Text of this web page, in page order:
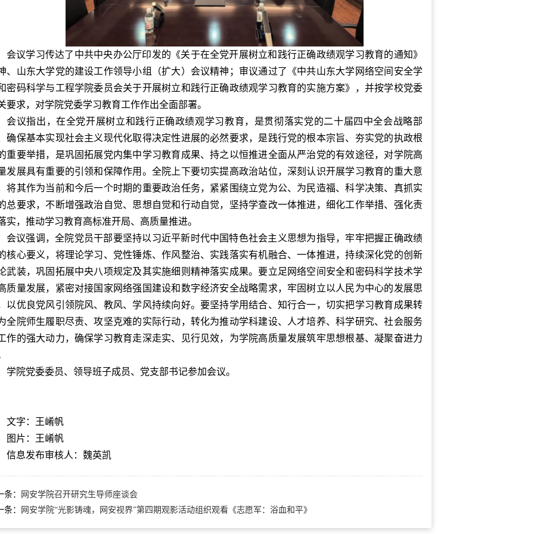
会议学习传达了中共中央办公厅印发的《关于在全党开展树立和践行正确政绩观学习教育的通知》
、山东大学党的建设工作领导小组（扩大）会议精神；审议通过了《中共山东大学网络空间安全学
密码科学与工程学院委员会关于开展树立和践行正确政绩观学习教育的实施方案》，并按学校党委
要求，对学院党委学习教育工作作出全面部署。
会议指出，在全党开展树立和践行正确政绩观学习教育，是贯彻落实党的二十届四中全会战略部
确保基本实现社会主义现代化取得决定性进展的必然要求，是践行党的根本宗旨、夯实党的执政根
重要举措，是巩固拓展党内集中学习教育成果、持之以恒推进全面从严治党的有效途径，对学院高
发展具有重要的引领和保障作用。全院上下要切实提高政治站位，深刻认识开展学习教育的重大意
将其作为当前和今后一个时期的重要政治任务，紧紧围绕立党为公、为民造福、科学决策、真抓实
总要求，不断增强政治自觉、思想自觉和行动自觉，坚持学查改一体推进，细化工作举措、强化责
实，推动学习教育高标准开局、高质量推进。
会议强调，全院党员干部要坚持以习近平新时代中国特色社会主义思想为指导，牢牢把握正确政绩
核心要义，将理论学习、党性锤炼、作风整治、实践落实有机融合、一体推进，持续深化党的创新
武装，巩固拓展中央八项规定及其实施细则精神落实成果。要立足网络空间安全和密码科学技术学
质量发展，紧密对接国家网络强国建设和数字经济安全战略需求，牢固树立以人民为中心的发展思
以优良党风引领院风、教风、学风持续向好。要坚持学用结合、知行合一，切实把学习教育成果转
全院师生履职尽责、攻坚克难的实际行动，转化为推动学科建设、人才培养、科学研究、社会服务
作的强大动力，确保学习教育走深走实、见行见效，为学院高质量发展筑牢思想根基、凝聚奋进力
学院党委委员、领导班子成员、党支部书记参加会议。
文字：王崤帆
图片：王崤帆
信息发布审核人：魏英凯
条：
网安学院召开研究生导师座谈会
条：
网安学院“光影铸魂，网安视界”第四期观影活动组织观看《志愿军：浴血和平》